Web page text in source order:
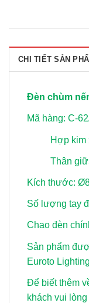
CHI TIẾT SẢN
Đèn chùm
Mã hàng: C-
Hợp kim
Thân
Kích thước:
Số lượng tay
Chao đèn
Sản phẩm
Euroto Lighting
Để biết thêm
khách vui lòng